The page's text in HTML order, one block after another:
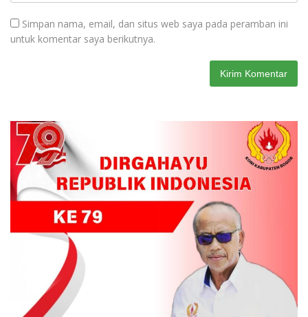
Simpan nama, email, dan situs web saya pada peramban ini
untuk komentar saya berikutnya.